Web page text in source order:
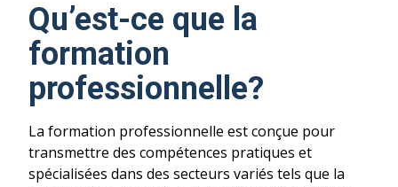
Qu’est-ce que la
formation
professionnelle?
La formation professionnelle est conçue pour
transmettre des compétences pratiques et
spécialisées dans des secteurs variés tels que la